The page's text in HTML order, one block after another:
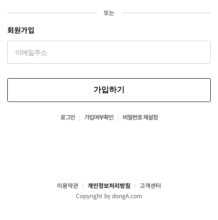
또는
회원가입
가입하기
로그인 가입여부확인 비밀번호 재설정
이용약관 개인정보처리방침
고객센터
Copyright by dongA.com